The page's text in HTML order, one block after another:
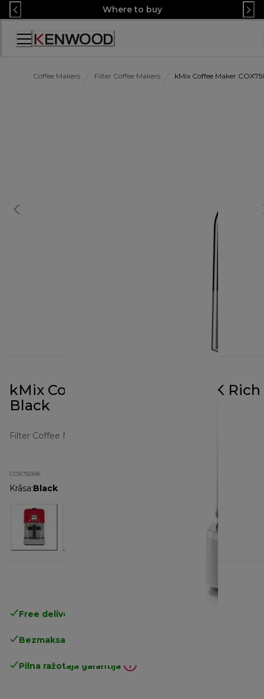
Skip
to
Content
Where to buy
Accessibility
Coffee Makers Filter Coffee Makers kMix Coffee Maker
kMix Coffee Maker COX750BK Rich
Black
Filter Coffee Makers
COX750BK
Krāsa:Black
Free delivery in 1-3 days
Bezmaksas atgriešana
Pilna ražotāja garantija